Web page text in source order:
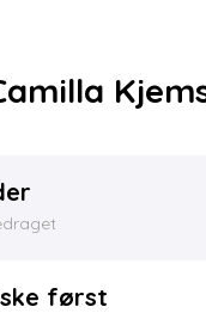
først